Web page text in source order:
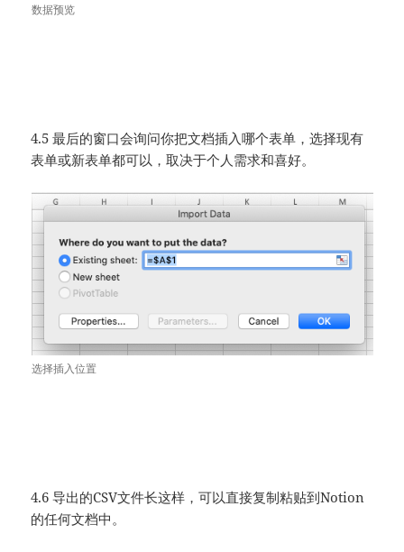
数据预览
4.5 最后的窗口会询问你把文档插入哪个表单，选择现有
表单或新表单都可以，取决于个人需求和喜好。
选择插入位置
4.6 导出的CSV文件长这样，可以直接复制粘贴到Notion
的任何文档中。